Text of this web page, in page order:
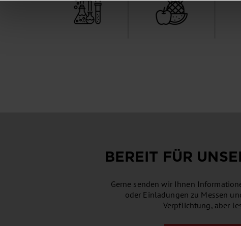
BEREIT FÜR
Gerne senden wir Ihnen
oder Einladungen zu Messen
Verpflichtung, aber